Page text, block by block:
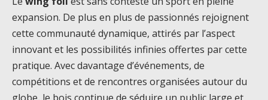
expansion. De plus en plus de passionnés rejoignent
cette communauté dynamique, attirés par l’aspect
innovant et les possibilités infinies offertes par cette
pratique. Avec davantage d’événements, de
compétitions et de rencontres organisées autour du